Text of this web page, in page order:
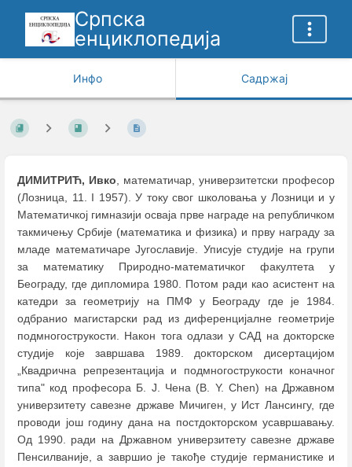
Српска
енциклопедија
Инфо Садржај
ДИМИТРИЋ, Ивко, математичар, универзитетски професор
(Лозница, 11. I 1957). У току свог школовања у Лозници и у
Математичкој гимназији осваја прве награде на републичком
такмичењу Србије (математика и физика) и прву награду за
младе математичаре Југославије. Уписује студије на групи
за математику Природно-математичког факултета у
Београду, где дипломира 1980. Потом ради као асистент на
катедри за геометрију на ПМФ у Београду где је 1984.
одбранио магистарски рад из диференцијалне геометрије
подмногострукости. Након тога одлази у САД на докторске
студије које завршава 1989. докторском дисертацијом
„Квадрична репрезентација и подмногострукости коначног
типа" код професора Б. Ј. Чена (B. Y. Chen) на Државном
универзитету савезне државе Мичиген, у Ист Лансингу, где
проводи још годину дана на постдокторском усавршавању.
Од 1990. ради на Државном универзитету савезне државе
Пенсилваније, а завршио је такође студије германистике и